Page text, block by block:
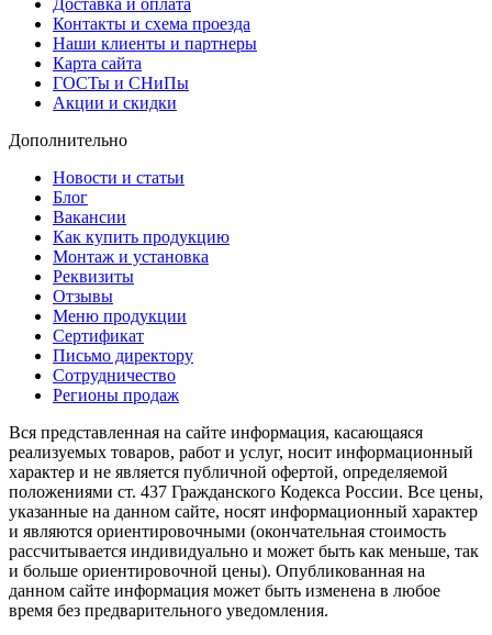
Контакты и схема проезда
Наши клиенты и партнеры
Карта сайта
ГОСТы и СНиПы
Акции и скидки
Дополнительно
Новости и статьи
Блог
Вакансии
Как купить продукцию
Монтаж и установка
Реквизиты
Отзывы
Меню продукции
Сертификат
Письмо директору
Сотрудничество
Регионы продаж
Вся представленная на сайте информация, касающаяся
реализуемых товаров, работ и услуг, носит информационный
характер и не является публичной офертой, определяемой
положениями ст. 437 Гражданского Кодекса России. Все цены,
указанные на данном сайте, носят информационный характер
и являются ориентировочными (окончательная стоимость
рассчитывается индивидуально и может быть как меньше, так
и больше ориентировочной цены). Опубликованная на
данном сайте информация может быть изменена в любое
время без предварительного уведомления.